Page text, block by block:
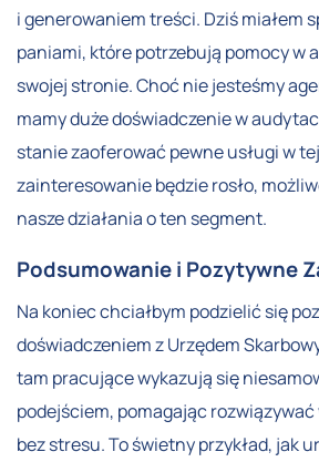
i generowaniem treści. Dziś miałem
paniami, które potrzebują pomocy w
swojej stronie. Choć nie jesteśmy
mamy duże doświadczenie w
stanie zaoferować pewne usługi w
zainteresowanie będzie rosło,
nasze działania o ten segment.
Podsumowanie i Pozytywne
Na koniec chciałbym podzielić się
doświadczeniem z Urzędem
tam pracujące wykazują się
podejściem, pomagając
bez stresu. To świetny przykład, jak